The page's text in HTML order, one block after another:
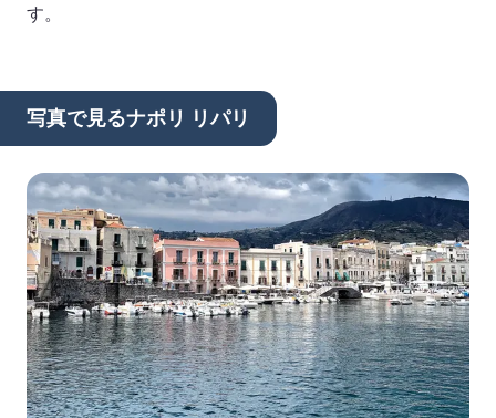
す。
写真で見るナポリ リパリ